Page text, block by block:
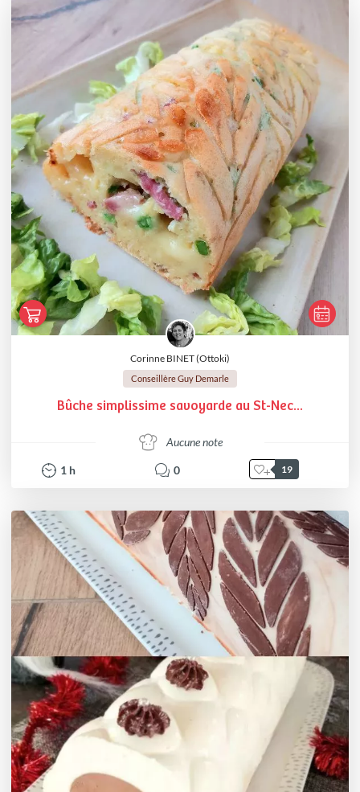
Corinne BINET (Ottoki)
Conseillère Guy Demarle
Bûche simplissime savoyarde au St-Nec...
Aucune note
1 h 0 19